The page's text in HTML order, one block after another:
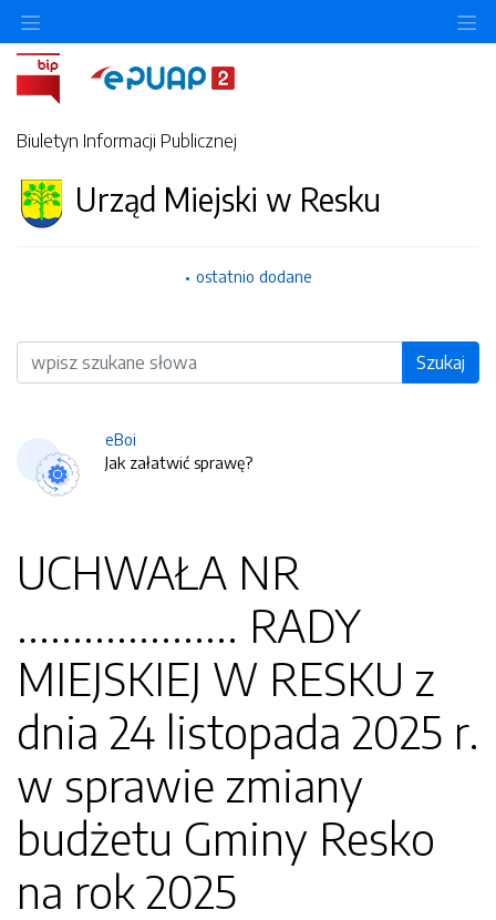
Biuletyn Informacji Publicznej
Urząd Miejski w Resku
ostatnio dodane
Wyszukiwarka Szukaj
eBoi
Jak załatwić sprawę?
UCHWAŁA NR
.................... RADY
MIEJSKIEJ W RESKU z
dnia 24 listopada 2025 r.
w sprawie zmiany
budżetu Gminy Resko
na rok 2025